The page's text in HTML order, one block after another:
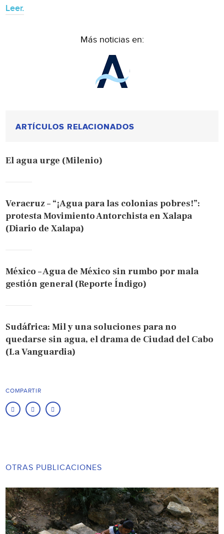
Leer.
Más noticias en:
ARTÍCULOS RELACIONADOS
El agua urge (Milenio)
Veracruz – “¡Agua para las colonias pobres!”:
protesta Movimiento Antorchista en Xalapa
(Diario de Xalapa)
México – Agua de México sin rumbo por mala
gestión general (Reporte Índigo)
Sudáfrica: Mil y una soluciones para no
quedarse sin agua, el drama de Ciudad del Cabo
(La Vanguardia)
COMPARTIR
OTRAS PUBLICACIONES